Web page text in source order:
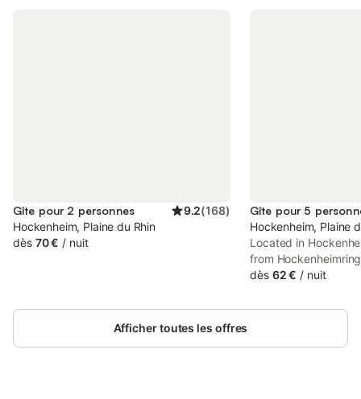
Gîte pour 2 personnes 9.2(168)
Hockenheim, Plaine du Rhin
dès 70 € / nuit
Gîte pour 5
Hockenheim, Plaine
Located in
from
Sandra Hockenheim
free WiFi and free
dès 62 € / nuit
Afficher toutes les offres